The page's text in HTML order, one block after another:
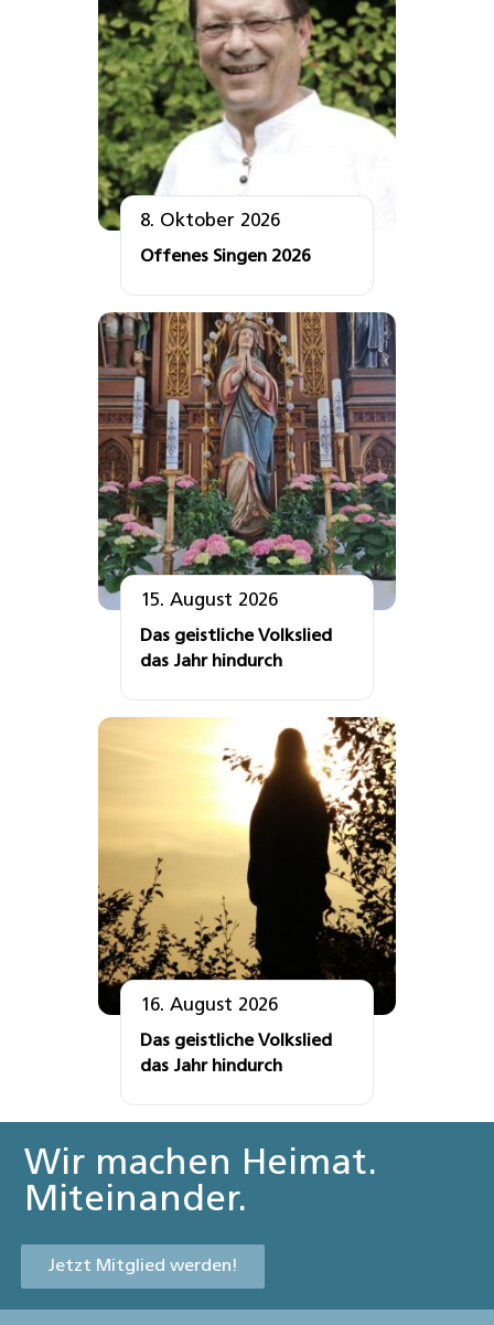
8. Oktober 2026
Offenes Singen 2026
15. August 2026
Das geistliche Volkslied
das Jahr hindurch
16. August 2026
Das geistliche Volkslied
das Jahr hindurch
Wir machen Heimat.
Miteinander.
Jetzt Mitglied werden!